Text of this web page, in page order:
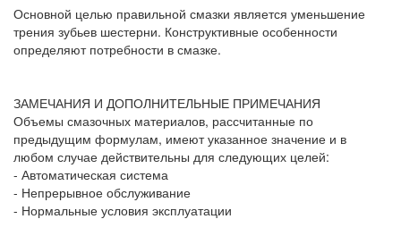
Основной целью правильной смазки является уменьшение
трения зубьев шестерни. Конструктивные особенности
определяют потребности в смазке.
ЗАМЕЧАНИЯ И ДОПОЛНИТЕЛЬНЫЕ ПРИМЕЧАНИЯ
Объемы смазочных материалов, рассчитанные по
предыдущим формулам, имеют указанное значение и в
любом случае действительны для следующих целей:
- Автоматическая система
- Непрерывное обслуживание
- Нормальные условия эксплуатации